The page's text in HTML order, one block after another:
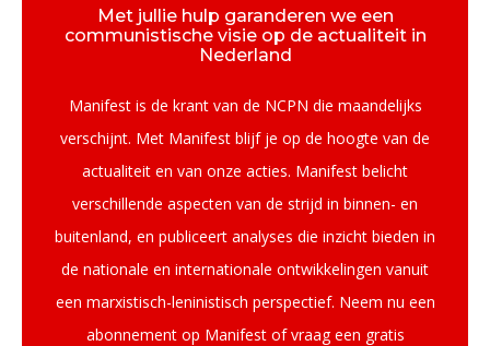
Met jullie hulp garanderen we een
communistische visie op de actualiteit in
Nederland
Manifest is de krant van de NCPN die maandelijks
verschijnt. Met Manifest blijf je op de hoogte van de
actualiteit en van onze acties. Manifest belicht
verschillende aspecten van de strijd in binnen- en
buitenland, en publiceert analyses die inzicht bieden in
de nationale en internationale ontwikkelingen vanuit
een marxistisch-leninistisch perspectief. Neem nu een
abonnement op Manifest of vraag een gratis